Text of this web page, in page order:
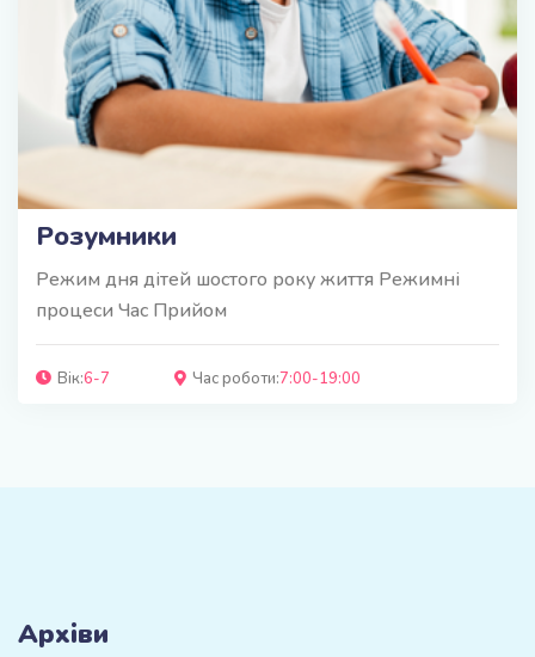
Розумники
Режим дня дітей шостого року життя Режимні
процеси Час Прийом
Вік:6-7 Час роботи:7:00-19:00
Архіви